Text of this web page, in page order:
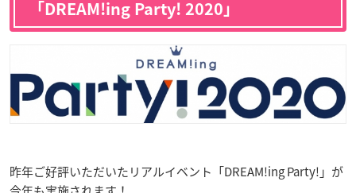
「DREAM!ing Party! 2020」
昨年ご好評いただいたリアルイベント「DREAM!ing Party!」が